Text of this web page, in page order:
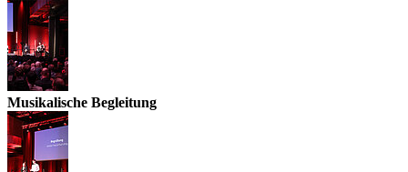
Musikalische Begleitung